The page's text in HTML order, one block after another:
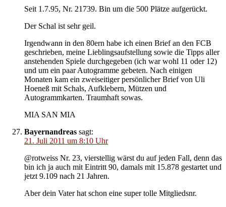
Seit 1.7.95, Nr. 21739. Bin um die 500 Plätze aufgerückt.
Der Schal ist sehr geil.
Irgendwann in den 80ern habe ich einen Brief an den FCB
geschrieben, meine Lieblingsaufstellung sowie die Tipps aller
anstehenden Spiele durchgegeben (ich war wohl 11 oder 12)
und um ein paar Autogramme gebeten. Nach einigen
Monaten kam ein zweiseitiger persönlicher Brief von Uli
Hoeneß mit Schals, Aufklebern, Mützen und
Autogrammkarten. Traumhaft sowas.
MIA SAN MIA
Bayernandreas sagt:
21. Juli 2011 um 8:10 Uhr
@rotweiss Nr. 23, vierstellig wärst du auf jeden Fall, denn das
bin ich ja auch mit Eintritt 90, damals mit 15.878 gestartet und
jetzt 9.109 nach 21 Jahren.
Aber dein Vater hat schon eine super tolle Mitgliedsnr.